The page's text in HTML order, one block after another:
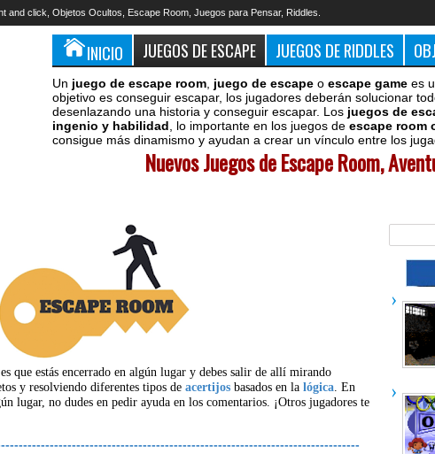
click, Objetos Ocultos, Escape Room, Juegos para Pensar, Riddles.
INICIO JUEGOS DE ESCAPE JUEGOS DE RIDDLES
Un juego de escape room juego de escape o escape game es
objetivo es conseguir escapar, los jugadores deberán solucionar
desenlazando una historia y conseguir escapar. Los juegos de
ingenio y habilidad , lo importante en los juegos de escape room
consigue más dinamismo y ayudan a crear un vínculo entre los
Nuevos Juegos de Escape Room,
es que estás encerrado en algún lugar y debes salir de allí mirando
y resolviendo diferentes tipos deacertijos basados en lalógica. En
lugar, no dudes en pedir ayuda en los comentarios. ¡Otros jugadores te